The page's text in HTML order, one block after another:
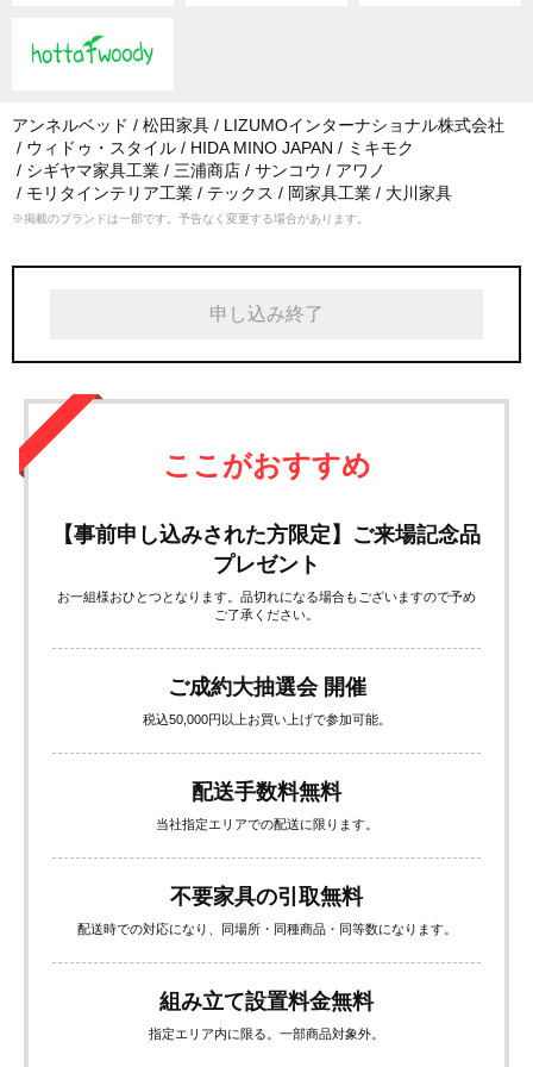
アンネルベッド 松田家具
LIZUMOインターナショナル株式会社
ウィドゥ・スタイル
HIDA MINO JAPAN
ミキモク
シギヤマ家具工業
三浦商店 サンコウ
アワノ
モリタインテリア工業
テックス 岡家具工業 大川家具
※掲載のブランドは一部です。予告なく変更する場合があります。
申し込み終了
ここがおすすめ
【事前申し込みされた方限定】ご来場記念品
プレゼント
お一組様おひとつとなります。品切れになる場合もございますので予め
ご了承ください。
ご成約大抽選会 開催
税込50,000円以上お買い上げで参加可能。
配送手数料無料
当社指定エリアでの配送に限ります。
不要家具の引取無料
配送時での対応になり、同場所・同種商品・同等数になります。
組み立て設置料金無料
指定エリア内に限る。一部商品対象外。